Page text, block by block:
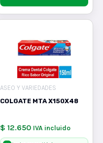
ASEO Y VARIEDADES
COLGATE MTA X150X48
$ 12.650 IVA incluido